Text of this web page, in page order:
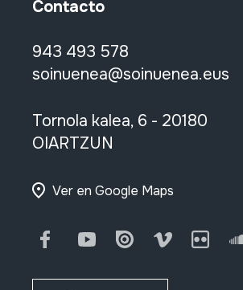
Contacto
943 493 578
soinuenea@soinuenea.eus
Tornola kalea, 6 - 20180
OIARTZUN
Ver en Google Maps
FacebookYoutubeIssuu Vimeo